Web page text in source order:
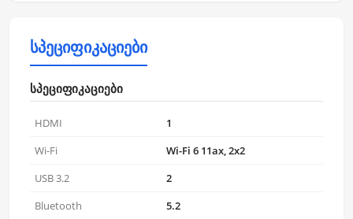
სპეციფიკაციები
სპეციფიკაციები
HDMI
1
Wi-Fi
Wi-Fi 6 11ax, 2x2
USB 3.2
2
Bluetooth
5.2